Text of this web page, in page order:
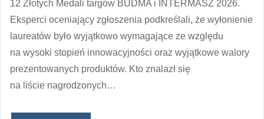
12 Złotych Medali targów BUDMA i INTERMASZ 2026.
Eksperci oceniający zgłoszenia podkreślali, że wyłonienie
laureatów było wyjątkowo wymagające ze względu
na wysoki stopień innowacyjności oraz wyjątkowe walory
prezentowanych produktów. Kto znalazł się
na liście nagrodzonych…